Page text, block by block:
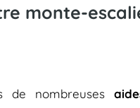
monte-
de nombreuses